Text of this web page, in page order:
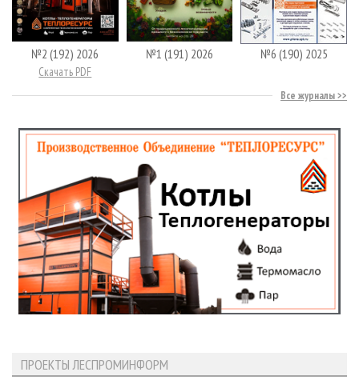
№2 (192) 2026
Скачать PDF
№1 (191) 2026 №6 (190) 2025
Все журналы
ПРОЕКТЫ ЛЕСПРОМИНФОРМ